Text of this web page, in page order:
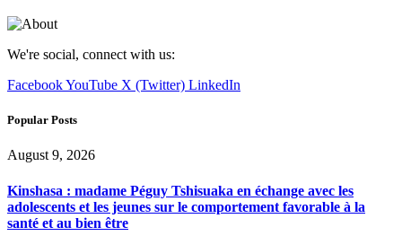
We're social, connect with us:
FacebookYouTube X (Twitter) LinkedIn
Popular Posts
August 9, 2026
Kinshasa : madame Péguy Tshisuaka en échange avec les
adolescents et les jeunes sur le comportement favorable à la
santé et au bien être